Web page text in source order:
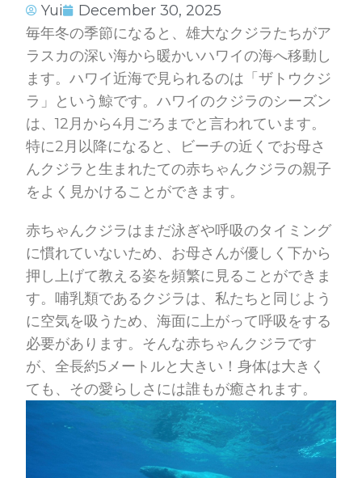
Yui
December 30, 2025
毎年冬の季節になると、雄大なクジラたちがア
ラスカの深い海から暖かいハワイの海へ移動し
ます。ハワイ近海で見られるのは「ザトウクジ
ラ」という鯨です。ハワイのクジラのシーズン
は、12月から4月ごろまでと言われています。
特に2月以降になると、ビーチの近くでお母さ
んクジラと生まれたての赤ちゃんクジラの親子
をよく見かけることができます。
赤ちゃんクジラはまだ泳ぎや呼吸のタイミング
に慣れていないため、お母さんが優しく下から
押し上げて教える姿を頻繁に見ることができま
す。哺乳類であるクジラは、私たちと同じよう
に空気を吸うため、海面に上がって呼吸をする
必要があります。そんな赤ちゃんクジラです
が、全長約5メートルと大きい！身体は大きく
ても、その愛らしさには誰もが癒されます。